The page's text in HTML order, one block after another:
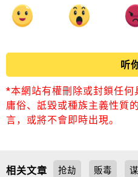
听
*本網站有權刪除或封鎖任何
庸俗、詆毀或種族主義性質
言，或將不會即時出現。
相关文章 抢劫 贩毒